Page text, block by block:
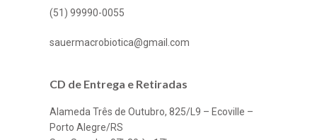
(51) 99990-0055
sauermacrobiotica@gmail.com
CD de Entrega e Retiradas
Alameda Três de Outubro, 825/L9 – Ecoville –
Porto Alegre/RS